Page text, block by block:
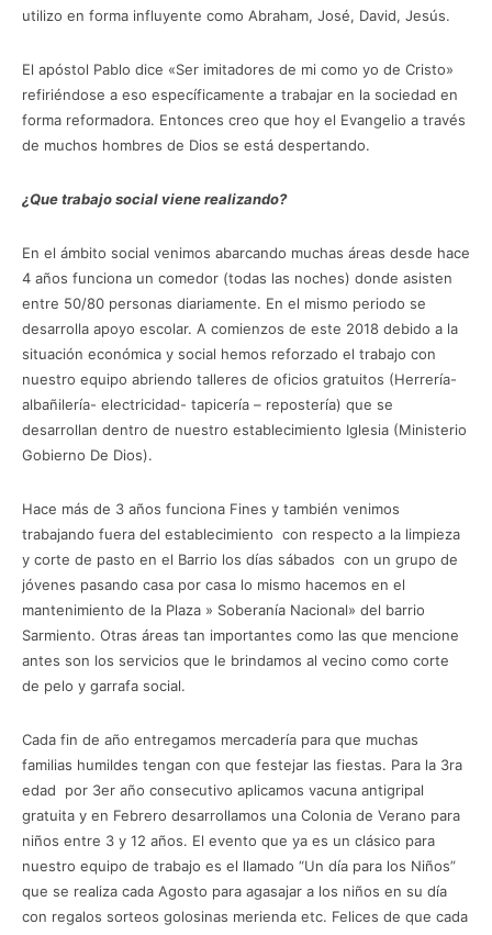
utilizo en forma influyente como Abraham, José, David, Jesús.
El apóstol Pablo dice «Ser imitadores de mi como yo de Cristo»
refiriéndose a eso específicamente a trabajar en la sociedad en
forma reformadora. Entonces creo que hoy el Evangelio a través
de muchos hombres de Dios se está despertando.
¿Que trabajo social viene realizando?
En el ámbito social venimos abarcando muchas áreas desde hace
4 años funciona un comedor (todas las noches) donde asisten
entre 50/80 personas diariamente. En el mismo periodo se
desarrolla apoyo escolar. A comienzos de este 2018 debido a la
situación económica y social hemos reforzado el trabajo con
nuestro equipo abriendo talleres de oficios gratuitos (Herrería-
albañilería- electricidad- tapicería – repostería) que se
desarrollan dentro de nuestro establecimiento Iglesia (Ministerio
Gobierno De Dios).
Hace más de 3 años funciona Fines y también venimos
trabajando fuera del establecimiento con respecto a la limpieza
y corte de pasto en el Barrio los días sábados con un grupo de
jóvenes pasando casa por casa lo mismo hacemos en el
mantenimiento de la Plaza » Soberanía Nacional» del barrio
Sarmiento. Otras áreas tan importantes como las que mencione
antes son los servicios que le brindamos al vecino como corte
de pelo y garrafa social.
Cada fin de año entregamos mercadería para que muchas
familias humildes tengan con que festejar las fiestas. Para la 3ra
edad por 3er año consecutivo aplicamos vacuna antigripal
gratuita y en Febrero desarrollamos una Colonia de Verano para
niños entre 3 y 12 años. El evento que ya es un clásico para
nuestro equipo de trabajo es el llamado “Un día para los Niños”
que se realiza cada Agosto para agasajar a los niños en su día
con regalos sorteos golosinas merienda etc. Felices de que cada